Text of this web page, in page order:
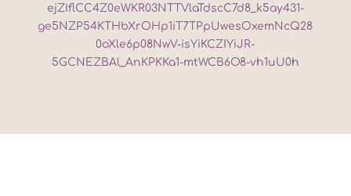
ejZIflCC4Z0eWKR03NTTVlaTdscC7d8_k5ay431-
ge5NZP54KTHbXrOHp1iT7TPpUwesOxemNcQ28
0oXle6p08NwV-isYiKCZIYiJR-
5GCNEZBAl_AnKPKKa1-mtWCB6O8-vh1uU0h